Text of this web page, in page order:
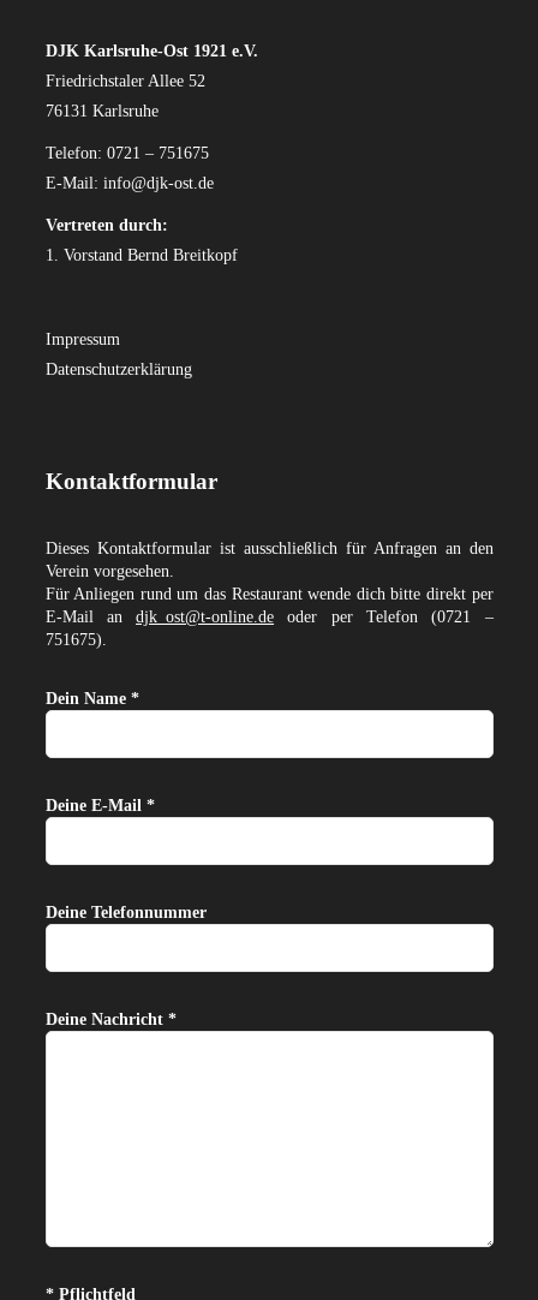
DJK Karlsruhe-Ost 1921 e.V.
Friedrichstaler Allee 52
76131 Karlsruhe
Telefon: 0721 – 751675
E-Mail: info@djk-ost.de
Vertreten durch:
1. Vorstand Bernd Breitkopf
Impressum
Datenschutzerklärung
Kontaktformular
Dieses Kontaktformular ist ausschließlich für Anfragen an den
Verein vorgesehen.
Für Anliegen rund um das Restaurant wende dich bitte direkt per
E-Mail andjk_ost@t-online.de oder per Telefon (0721 –
751675).
Dein Name *
Deine E-Mail *
Deine Telefonnummer
Deine Nachricht *
Bitte lasse dieses Feld leer.
* Pflichtfeld